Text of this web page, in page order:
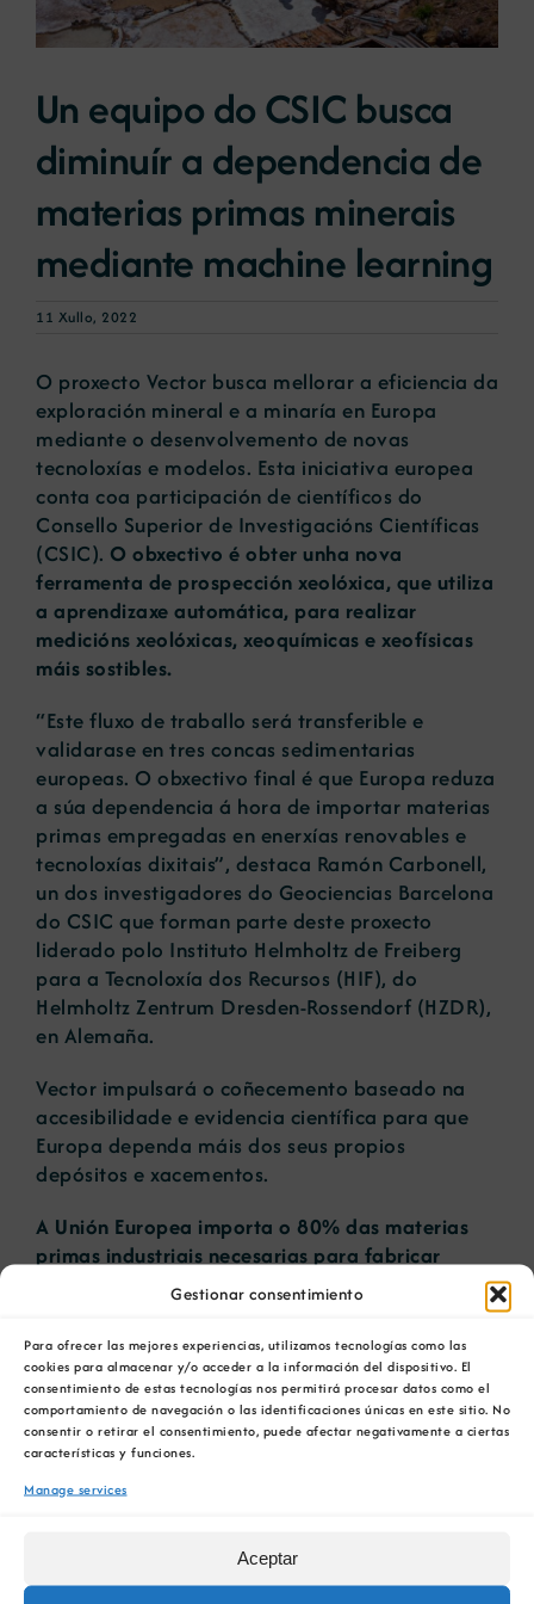
Gestionar consentimiento
Para ofrecer las mejores experiencias, utilizamos tecnologías como las
cookies para almacenar y/o acceder a la información del dispositivo. El
consentimiento de estas tecnologías nos permitirá procesar datos como el
comportamiento de navegación o las identificaciones únicas en este sitio. No
consentir o retirar el consentimiento, puede afectar negativamente a ciertas
características y funciones.
Manage services
Aceptar
Portal de emprego
Contacto
Un equipo do CSIC busca
diminuír a dependencia de
materias primas minerais
mediante machine learning
11 Xullo, 2022
O proxecto Vector busca mellorar a eficiencia da
exploración mineral e a minaría en Europa
mediante o desenvolvemento de novas
tecnoloxías e modelos. Esta iniciativa europea
conta coa participación de científicos do
Consello Superior de Investigacións Científicas
(CSIC). O obxectivo é obter unha nova
ferramenta de prospección xeolóxica, que utiliza
a aprendizaxe automática, para realizar
medicións xeolóxicas, xeoquímicas e xeofísicas
máis sostibles.
“Este fluxo de traballo será transferible e
validarase en tres concas sedimentarias
europeas. O obxectivo final é que Europa reduza
a súa dependencia á hora de importar materias
primas empregadas en enerxías renovables e
tecnoloxías dixitais”, destaca Ramón Carbonell,
un dos investigadores do Geociencias Barcelona
do CSIC que forman parte deste proxecto
liderado polo Instituto Helmholtz de Freiberg
para a Tecnoloxía dos Recursos (HIF), do
Helmholtz Zentrum Dresden-Rossendorf (HZDR),
en Alemaña.
Vector impulsará o coñecemento baseado na
accesibilidade e evidencia científica para que
Europa dependa máis dos seus propios
depósitos e xacementos.
A Unión Europea importa o 80% das materias
primas industriais necesarias para fabricar
tecnoloxías dixitais.Só o 1% das materias
das utilizadas en robótica proveñen da
produción na UE.
“Proporcionar esta produción europea axudaría
a fortalecer as cadeas de valor estratéxicas e
industriais, así como proporcionar directrices
para un abastecemento de metais máis
O proxecto desenvolverá un conxunto de